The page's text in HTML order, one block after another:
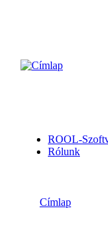
ROOL-
Rólunk
Címlap